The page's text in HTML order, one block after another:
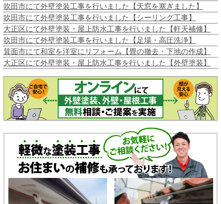
吹田市にて外壁塗装工事を行いました【天窓を塞ぎました】
吹田市にて外壁塗装工事を行いました【シーリング工事】
大正区にて外壁塗装・屋上防水工事を行いました【軒天補修】
吹田市にて外壁塗装工事を行いました【足場・高圧洗浄】
箕面市にて和室を洋室にリフォーム【畳の撤去・下地の作成】
大正区にて外壁塗装・屋上防水工事を行いました【外壁塗装】